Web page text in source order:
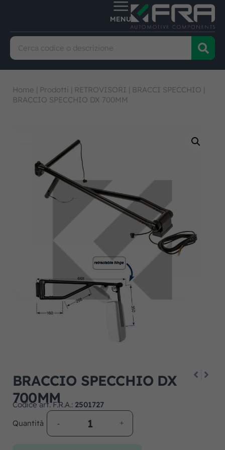
Home | Prodotti | RETROVISORI | BRACCI SPECCHIO |
BRACCIO SPECCHIO DX 700MM
BRACCIO SPECCHIO DX
700MM
Codice art. F.R.A.: 2501727
Quantità